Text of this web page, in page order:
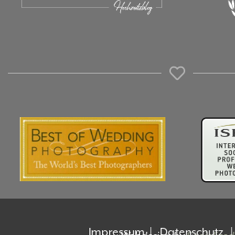
Impressum|Datenschutz|